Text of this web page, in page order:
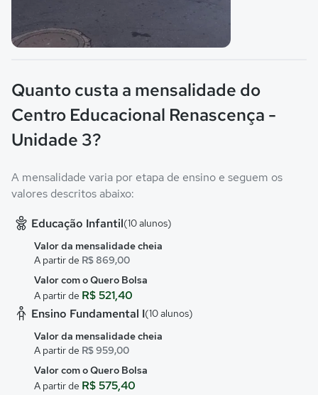
Quanto custa a mensalidade do
Centro Educacional Renascença -
Unidade 3?
A mensalidade varia por etapa de ensino e seguem os
valores descritos abaixo:
Educação Infantil(10 alunos)
Valor da mensalidade cheia
A partir de R$ 869,00
Valor com o Quero Bolsa
A partir de R$ 521,40
Ensino Fundamental I(10 alunos)
Valor da mensalidade cheia
A partir de R$ 959,00
Valor com o Quero Bolsa
A partir de R$ 575,40